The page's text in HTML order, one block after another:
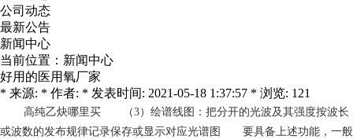
公司动态
最新公告
新闻中心
当前位置： 新闻中心
好用的医用氧厂家
* 来源: * 作者: * 发表时间: 2021-05-18 1:37:57 * 浏览: 121
高纯乙炔哪里买 （3）绘谱线图：把分开的光波及其强度按波长
或波数的发布规律记录保存或显示对应光谱图 要具备上述功能，一般